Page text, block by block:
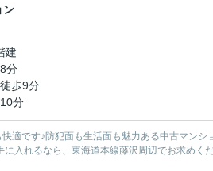
ン
建
分
徒歩9分
分
適です♪防犯面も生活面も魅力ある中古マンシ
入れるなら、東海道本線藤沢周辺でお求めく